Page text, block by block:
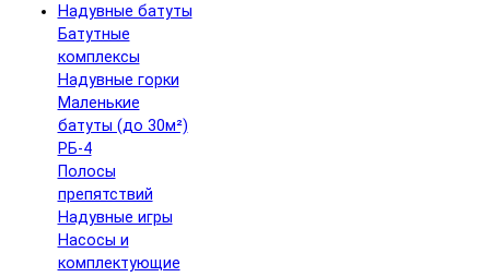
Надувные батуты
Батутные
комплексы
Надувные горки
Маленькие
батуты (до 30м²)
РБ-4
Полосы
препятствий
Надувные игры
Насосы и
комплектующие